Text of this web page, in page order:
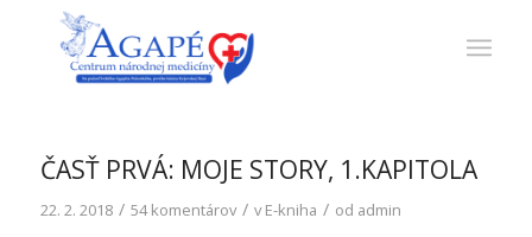
ČASŤ PRVÁ: MOJE STORY, 1.KAPITOLA
22. 2. 2018 / 54 komentárov / vE-kniha / od admin